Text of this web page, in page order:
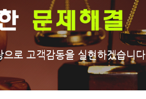
로 고객감동을 실현하겠습니다